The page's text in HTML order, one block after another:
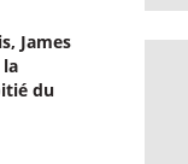
James
la
du